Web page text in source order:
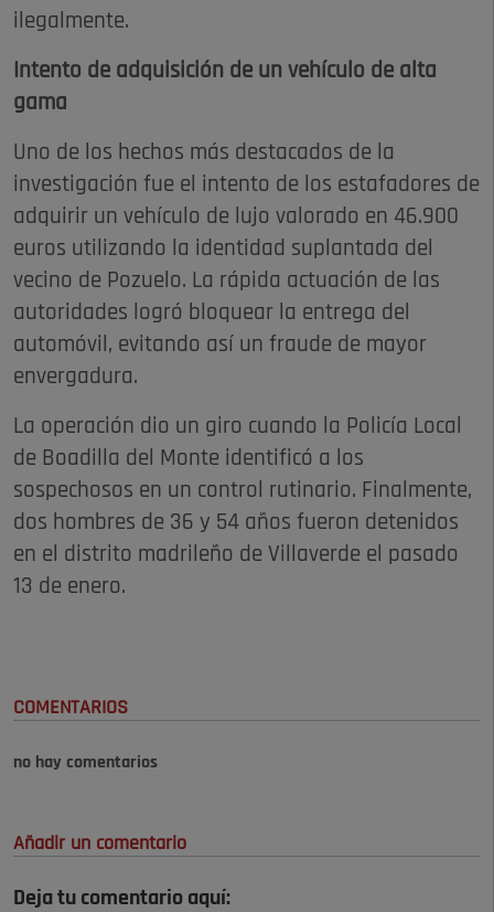
ilegalmente.
Intento de adquisición de un vehículo de alta
gama
Uno de los hechos más destacados de la
investigación fue el intento de los estafadores de
adquirir un vehículo de lujo valorado en 46.900
euros utilizando la identidad suplantada del
vecino de Pozuelo. La rápida actuación de las
autoridades logró bloquear la entrega del
automóvil, evitando así un fraude de mayor
envergadura.
La operación dio un giro cuando la Policía Local
de Boadilla del Monte identificó a los
sospechosos en un control rutinario. Finalmente,
dos hombres de 36 y 54 años fueron detenidos
en el distrito madrileño de Villaverde el pasado
13 de enero.
COMENTARIOS
no hay comentarios
Añadir un comentario
Deja tu comentario aquí: